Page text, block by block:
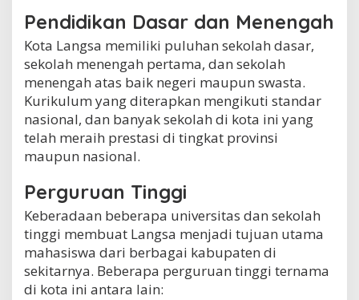
Pendidikan Dasar dan Menengah
Kota Langsa memiliki puluhan sekolah dasar,
sekolah menengah pertama, dan sekolah
menengah atas baik negeri maupun swasta.
Kurikulum yang diterapkan mengikuti standar
nasional, dan banyak sekolah di kota ini yang
telah meraih prestasi di tingkat provinsi
maupun nasional.
Perguruan Tinggi
Keberadaan beberapa universitas dan sekolah
tinggi membuat Langsa menjadi tujuan utama
mahasiswa dari berbagai kabupaten di
sekitarnya. Beberapa perguruan tinggi ternama
di kota ini antara lain: